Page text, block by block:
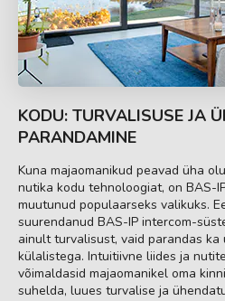
KODU: TURVALISUSE JA
PARANDAMINE
Kuna majaomanikud peavad üha
nutika kodu tehnoloogiat, on BAS-
muutunud populaarseks valikuks.
suurendanud BAS-IP intercom-
ainult turvalisust, vaid parandas
külalistega. Intuitiivne liides ja
võimaldasid majaomanikel oma
suhelda, luues turvalise ja